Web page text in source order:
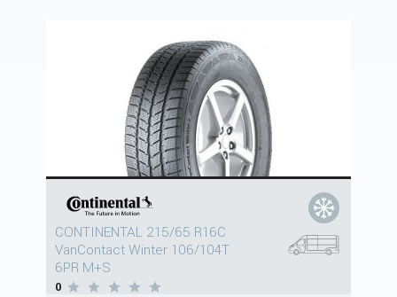
CONTINENTAL 215/65 R16C
VanContact Winter 106/104T
6PR M+S
0